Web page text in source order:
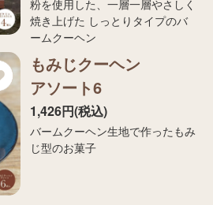
粉を使用した、一層一層やさしく
焼き上げた しっとりタイプのバ
ームクーヘン
もみじクーヘン
アソート6
1,426円(税込)
バームクーヘン生地で作ったもみ
じ型のお菓子